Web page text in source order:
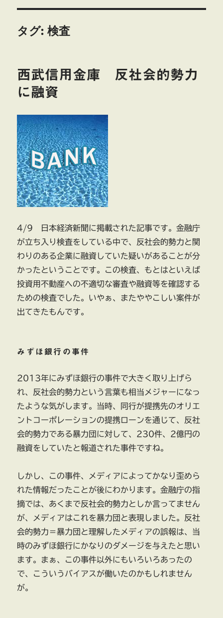
タグ:検査
西武信用金庫 反社会的勢力
に融資
4/9 日本経済新聞に掲載された記事です。金融庁
が立ち入り検査をしている中で、反社会的勢力と関
わりのある企業に融資していた疑いがあることが分
かったということです。この検査、もとはといえば
投資用不動産への不適切な審査や融資等を確認する
ための検査でした。いやぁ、またややこしい案件が
出てきたもんです。
みずほ銀行の事件
2013年にみずほ銀行の事件で大きく取り上げら
れ、反社会的勢力という言葉も相当メジャーになっ
たような気がします。当時、同行が提携先のオリエ
ントコーポレーションの提携ローンを通じて、反社
会的勢力である暴力団に対して、230件、2億円の
融資をしていたと報道された事件ですね。
しかし、この事件、メディアによってかなり歪めら
れた情報だったことが後にわかります。金融庁の指
摘では、あくまで反社会的勢力としか言ってません
が、メディアはこれを暴力団と表現しました。反社
会的勢力＝暴力団と理解したメディアの誤報は、当
時のみずほ銀行にかなりのダメージを与えたと思い
ます。まぁ、この事件以外にもいろいろあったの
で、こういうバイアスが働いたのかもしれません
が。